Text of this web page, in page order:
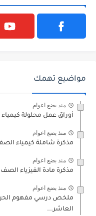
مواضيع تهمك
منذ بضع اعوام
أوراق عمل محلولة
منذ بضع اعوام
مذكرة شاملة كيمياء
منذ بضع اعوام
مذكرة مادة الفيزياء
منذ بضع اعوام
ملخص درسي مفهوم
العاشر...